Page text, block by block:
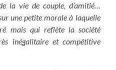
la vie de couple, d’amitié…
une petite morale à laquelle
mais qui reflète la société
inégalitaire et compétitive